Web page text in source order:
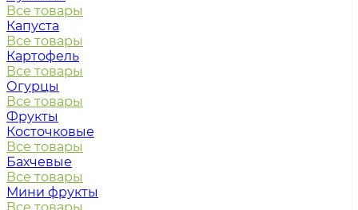
Все товары
Капуста
Все товары
Картофель
Все товары
Огурцы
Все товары
Фрукты
Косточковые
Все товары
Бахчевые
Все товары
Мини фрукты